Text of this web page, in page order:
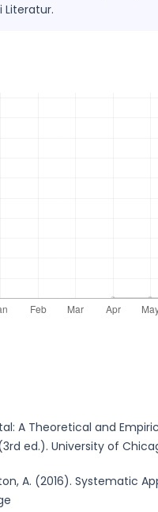
Literatur.
A Theoretical and
ed.). University of
A. (2016). Systematic